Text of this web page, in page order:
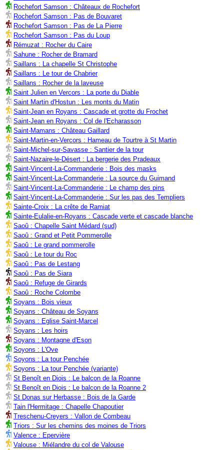
Rochefort Samson : Châteaux de Rochefort
Rochefort Samson : Pas de Bouvaret
Rochefort Samson : Pas de La Pierre
Rochefort Samson : Pas du Loup
Rémuzat : Rocher du Caire
Sahune : Rocher de Bramard
Saillans : La chapelle St Christophe
Saillans : Le tour de Chabrier
Saillans : Rocher de la laveuse
Saint Julien en Vercors : La porte du Diable
Saint Martin d'Hostun : Les monts du Matin
Saint-Jean en Royans : Cascade et grotte du Frochet
Saint-Jean en Royans : Col de l'Echarasson
Saint-Mamans : Château Gaillard
Saint-Martin-en-Vercors : Hameau de Tourtre à St Martin
Saint-Michel-sur-Savasse : Santier de la tour
Saint-Nazaire-le-Désert : La bergerie des Pradeaux
Saint-Vincent-La-Commanderie : Bois des masks
Saint-Vincent-La-Commanderie : La source du Guimand
Saint-Vincent-La-Commanderie : Le champ des pins
Saint-Vincent-La-Commanderie : Sur les pas des Templiers
Sainte-Croix : La crête de Ramiat
Sainte-Eulalie-en-Royans : Cascade verte et cascade blanche
Saoû : Chapelle Saint Médard (sud)
Saoû : Grand et Petit Pommerolle
Saoû : Le grand pommerolle
Saoû : Le tour du Roc
Saoû : Pas de Lestang
Saoû : Pas de Siara
Saoû : Refuge de Girards
Saoû : Roche Colombe
Soyans : Bois vieux
Soyans : Château de Soyans
Soyans : Eglise Saint-Marcel
Soyans : Les hoirs
Soyans : Montagne d'Eson
Soyons : L'Ove
Soyons : La tour Penchée
Soyons : La tour Penchée (variante)
St Benoît en Diois : Le balcon de la Roanne
St Benoît en Diois : Le balcon de la Roanne 2
St Donas sur Herbasse : Bois de la Garde
Tain l'Hermitage : Chapelle Chapoutier
Treschenu-Creyers : Vallon de Combeau
Triors : Sur les chemins des moines de Triors
Valence : Epervière
Valouse : Miélandre du col de Valouse